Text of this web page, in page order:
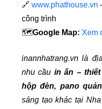
🔗www.phathouse.vn
công trình
🗺️Google Map: Xem
inannhatrang.vn là
nhu cầu in ấn –
hộp đèn, pano
sáng tạo khác tại